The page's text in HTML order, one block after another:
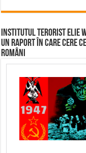
Institutul terorist Elie
un raport în care cere
români